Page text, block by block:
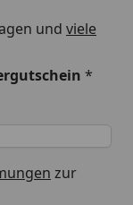
und viele
*
zur